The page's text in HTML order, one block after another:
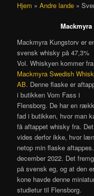
Hjem »Andre lande »
Mackmyra Kungstorv er
svensk whisky på 47,3%
Vol. Whiskyen kommer fra
Mackmyra Swedish
AB. Denne flaske er
i butikken Vom Fass i
Flensborg. De har en
fad i butikken, hvor man
få aftappet whisky fra. Det
vides derfor ikke, hvor
netop min flaske
december 2022. Det
på svensk eg, og at den
kone havde denne
studietur til Flensborg.